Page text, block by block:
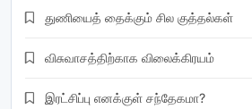
துணியைத் தைக்கும் சில குத்தல்கள்
விசுவாசத்திற்காக விலைக்கிரயம்
இரட்சிப்பு எனக்குள் சந்தேகமா?